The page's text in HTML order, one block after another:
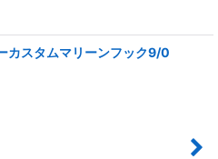
カスタムマリーンフック9/0